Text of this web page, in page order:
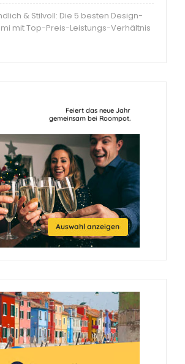
& Stilvoll: Die 5 besten Design-
mit Top-Preis-Leistungs-Verhältnis